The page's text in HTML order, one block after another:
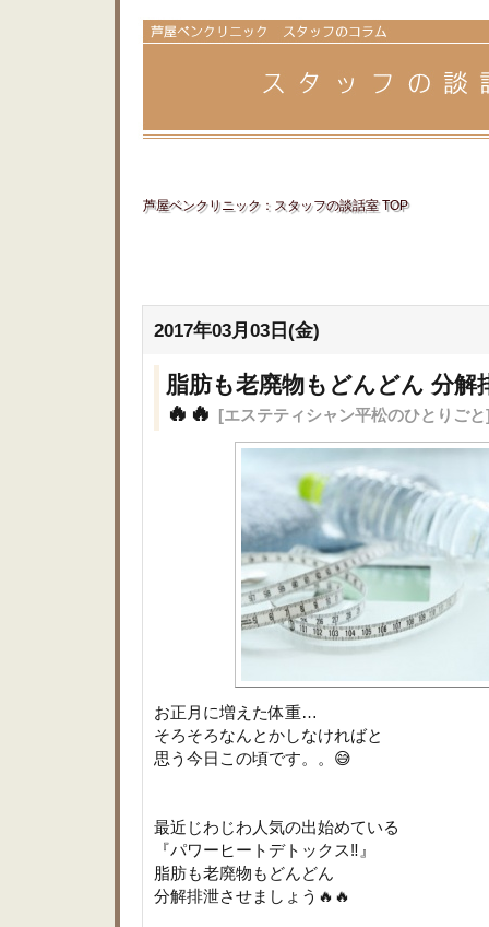
芦屋ベンクリニック：スタッフの談話室 TOP
2017年03月03日(金)
脂肪も老廃物もどんどん 分解
🔥🔥 [エステティシャン平松のひとりご
お正月に増えた体重…
そろそろなんとかしなければと
思う今日この頃です。。😅
最近じわじわ人気の出始めている
『パワーヒートデトックス‼️』
脂肪も老廃物もどんどん
分解排泄させましょう🔥🔥